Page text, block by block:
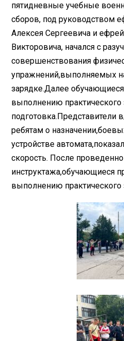
пятидневные учебные
сборов, под руководством
Алексея Сергеевича и
Викторовича, начался с
совершенствования
упражнений,выполняемых
зарядке.Далее
выполнению практического
подготовка.Представители
ребятам о
устройстве
скорость. После
инструктажа,обучающиеся
выполнению практического